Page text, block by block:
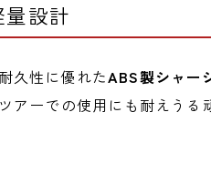
設計
久性に優れたABS製シャー
アーでの使用にも耐えうる